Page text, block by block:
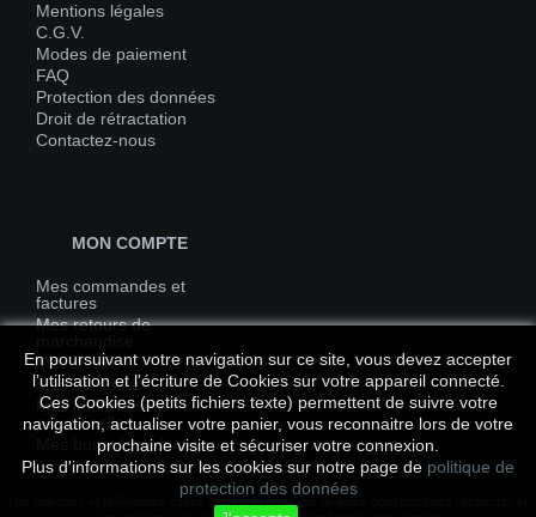
Mentions légales
C.G.V.
Modes de paiement
FAQ
Protection des données
Droit de rétractation
Contactez-nous
Les marques et références citées restent la propriété de leurs constructeurs respectifs et
MON COMPTE
Mes commandes et
factures
Mes retours de
Mes avoirs
Mes adresses
Mes informations
personnelles
Mes bons de réduction
En poursuivant votre navigation sur ce site, vous devez accepter
l’utilisation et l'écriture de Cookies sur votre appareil connecté.
Ces Cookies (petits fichiers texte) permettent de suivre votre
navigation, actualiser votre panier, vous reconnaitre lors de votre
prochaine visite et sécuriser votre connexion.
Plus d'informations sur les cookies sur notre page de politique de
protection des données